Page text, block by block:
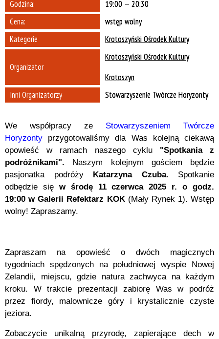
Godzina:
19:00 — 20:30
Cena:
wstęp wolny
Kategorie
Krotoszyński Ośrodek Kultury
Organizator
Krotoszyński Ośrodek Kultury
Krotoszyn
Inni Organizatorzy
Stowarzyszenie Twórcze Horyzonty
We współpracy ze Stowarzyszeniem Twórcze
Horyzonty przygotowaliśmy dla Was kolejną ciekawą
opowieść w ramach naszego cyklu "Spotkania z
podróżnikami". Naszym kolejnym gościem będzie
pasjonatka podróżyKatarzyna Czuba. Spotkanie
odbędzie się w środę 11 czerwca 2025 r. o godz.
19:00 w Galerii Refektarz KOK(Mały Rynek 1). Wstęp
wolny! Zapraszamy.
Zapraszam na opowieść o dwóch magicznych
tygodniach spędzonych na południowej wyspie Nowej
Zelandii, miejscu, gdzie natura zachwyca na każdym
kroku. W trakcie prezentacji zabiorę Was w podróż
przez fiordy, malownicze góry i krystalicznie czyste
jeziora.
Zobaczycie unikalną przyrodę, zapierające dech w